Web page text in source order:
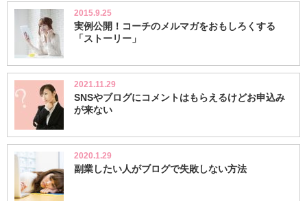
2015.9.25
実例公開！コーチのメルマガをおもしろくする
「ストーリー」
2021.11.29
SNSやブログにコメントはもらえるけどお申込み
が来ない
2020.1.29
副業したい人がブログで失敗しない方法